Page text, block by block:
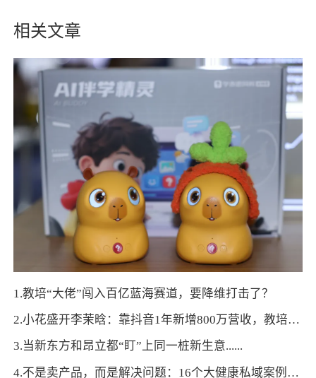
相关文章
1.教培“大佬”闯入百亿蓝海赛道，要降维打击了？
2.小花盛开李茉晗：靠抖音1年新增800万营收，教培招生如何做到低成本、高转化？
3.当新东方和昂立都“盯”上同一桩新生意......
4.不是卖产品，而是解决问题：16个大健康私域案例的三大共通方法论